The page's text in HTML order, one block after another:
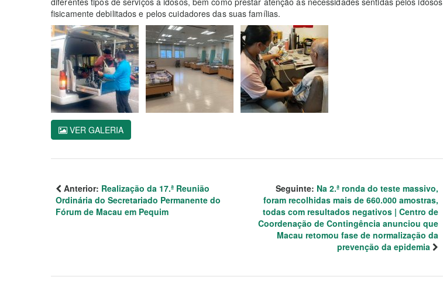
fisicamente debilitados e pelos cuidadores das suas famílias.
VER GALERIA
Anterior: Realização da 17.ª Reunião
Ordinária do Secretariado Permanente do
Fórum de Macau em Pequim
Seguinte: Na 2.ª ronda do teste massivo,
foram recolhidas mais de 660.000 amostras,
todas com resultados negativos | Centro de
Coordenação de Contingência anunciou que
Macau retomou fase de normalização da
prevenção da epidemia